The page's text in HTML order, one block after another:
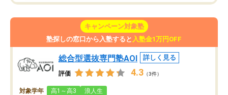
キャンペーン対象塾
塾探しの窓口から入塾すると 入塾金1万円OFF
総合型選抜専門塾AOI 詳しく見る
評価 4.3 （3件）
対象学年 高1～高3 浪人生